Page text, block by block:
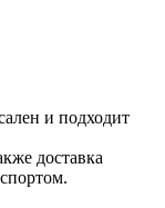
и подходит
доставка